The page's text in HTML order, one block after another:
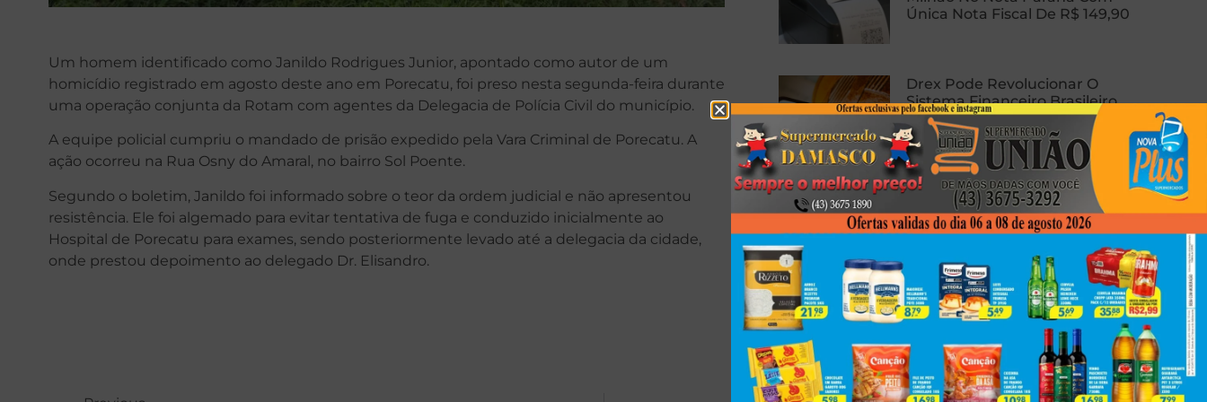
Um homem identificado como Janildo Rodrigues Junior, apontado como autor de um
homicídio registrado em agosto deste ano em Porecatu, foi preso nesta segunda-feira durante
uma operação conjunta da Rotam com agentes da Delegacia de Polícia Civil do município.
A equipe policial cumpriu o mandado de prisão expedido pela Vara Criminal de Porecatu. A
ação ocorreu na Rua Osny do Amaral, no bairro Sol Poente.
Segundo o boletim, Janildo foi informado sobre o teor da ordem judicial e não apresentou
resistência. Ele foi algemado para evitar tentativa de fuga e conduzido inicialmente ao
Hospital de Porecatu para exames, sendo posteriormente levado até a delegacia da cidade,
onde prestou depoimento ao delegado Dr. Elisandro.
Única Nota Fiscal De R$ 149,90
Drex Pode Revolucionar O
Sistema Financeiro Brasileiro
Com Contratos Inteligentes,
Tokenização E Dinheiro
Programável
Homem Sofre Ataque Cardíaco
Durante Relação Sexual, Morre E
Caso Gera Batalha Judicial Por
Doação De Órgãos